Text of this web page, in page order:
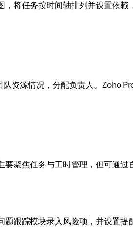
将任务按时间轴排列并设置依
资源情况，分配负责人。Zoho
聚焦任务与工时管理，但可通
跟踪模块录入风险项，并设置提